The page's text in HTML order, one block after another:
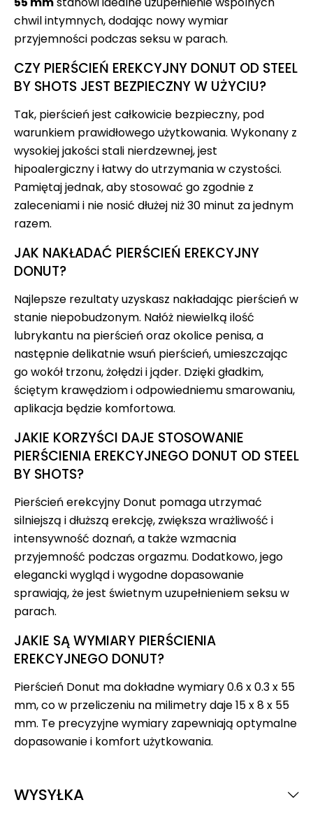
chwil intymnych, dodając nowy wymiar
przyjemności podczas seksu w parach.
CZY PIERŚCIEŃ EREKCYJNY DONUT OD STEEL
BY SHOTS JEST BEZPIECZNY W UŻYCIU?
Tak, pierścień jest całkowicie bezpieczny, pod
warunkiem prawidłowego użytkowania. Wykonany z
wysokiej jakości stali nierdzewnej, jest
hipoalergiczny i łatwy do utrzymania w czystości.
Pamiętaj jednak, aby stosować go zgodnie z
zaleceniami i nie nosić dłużej niż 30 minut za jednym
razem.
JAK NAKŁADAĆ PIERŚCIEŃ EREKCYJNY
DONUT?
Najlepsze rezultaty uzyskasz nakładając pierścień w
stanie niepobudzonym. Nałóż niewielką ilość
lubrykantu na pierścień oraz okolice penisa, a
następnie delikatnie wsuń pierścień, umieszczając
go wokół trzonu, żołędzi i jąder. Dzięki gładkim,
ściętym krawędziom i odpowiedniemu smarowaniu,
aplikacja będzie komfortowa.
JAKIE KORZYŚCI DAJE STOSOWANIE
PIERŚCIENIA EREKCYJNEGO DONUT OD STEEL
BY SHOTS?
Pierścień erekcyjny Donut pomaga utrzymać
silniejszą i dłuższą erekcję, zwiększa wrażliwość i
intensywność doznań, a także wzmacnia
przyjemność podczas orgazmu. Dodatkowo, jego
elegancki wygląd i wygodne dopasowanie
sprawiają, że jest świetnym uzupełnieniem seksu w
parach.
JAKIE SĄ WYMIARY PIERŚCIENIA
EREKCYJNEGO DONUT?
Pierścień Donut ma dokładne wymiary 0.6 x 0.3 x 55
mm, co w przeliczeniu na milimetry daje 15 x 8 x 55
mm. Te precyzyjne wymiary zapewniają optymalne
dopasowanie i komfort użytkowania.
WYSYŁKA